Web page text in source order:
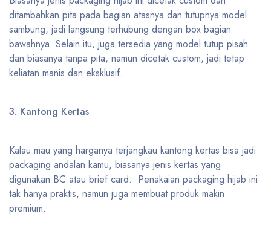
ditambahkan pita pada bagian atasnya dan tutupnya model
sambung, jadi langsung terhubung dengan box bagian
bawahnya. Selain itu, juga tersedia yang model tutup pisah
dan biasanya tanpa pita, namun dicetak custom, jadi tetap
keliatan manis dan eksklusif.
3. Kantong Kertas
Kalau mau yang harganya terjangkau kantong kertas bisa jadi
packaging andalan kamu, biasanya jenis kertas yang
digunakan BC atau brief card. Penakaian packaging hijab ini
tak hanya praktis, namun juga membuat produk makin
premium.